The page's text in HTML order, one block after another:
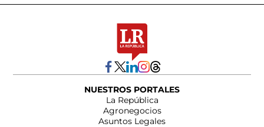
NUESTROS PORTALES
La República
Agronegocios
Asuntos Legales